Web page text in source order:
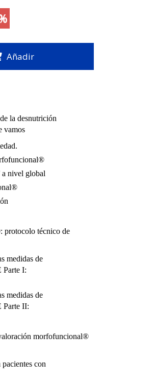
Añadir
la desnutrición
vamos
nivel global
técnico de
medidas de
Parte I:
medidas de
Parte II:
morfofuncional®
con